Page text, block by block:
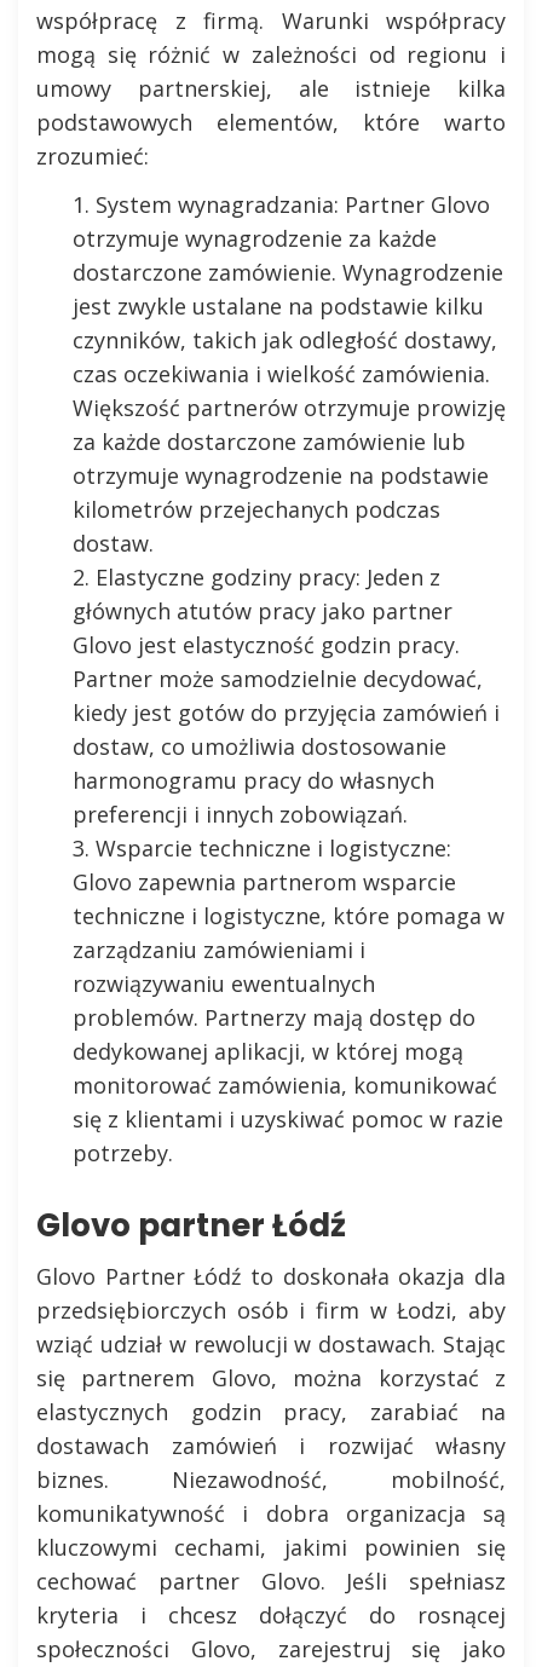
współpracę z firmą. Warunki współpracy
mogą się różnić w zależności od regionu i
umowy partnerskiej, ale istnieje kilka
podstawowych elementów, które warto
zrozumieć:
System wynagradzania: Partner Glovo
otrzymuje wynagrodzenie za każde
dostarczone zamówienie. Wynagrodzenie
jest zwykle ustalane na podstawie kilku
czynników, takich jak odległość dostawy,
czas oczekiwania i wielkość zamówienia.
Większość partnerów otrzymuje prowizję
za każde dostarczone zamówienie lub
otrzymuje wynagrodzenie na podstawie
kilometrów przejechanych podczas
dostaw.
Elastyczne godziny pracy: Jeden z
głównych atutów pracy jako partner
Glovo jest elastyczność godzin pracy.
Partner może samodzielnie decydować,
kiedy jest gotów do przyjęcia zamówień i
dostaw, co umożliwia dostosowanie
harmonogramu pracy do własnych
preferencji i innych zobowiązań.
Wsparcie techniczne i logistyczne:
Glovo zapewnia partnerom wsparcie
techniczne i logistyczne, które pomaga w
zarządzaniu zamówieniami i
rozwiązywaniu ewentualnych
problemów. Partnerzy mają dostęp do
dedykowanej aplikacji, w której mogą
monitorować zamówienia, komunikować
się z klientami i uzyskiwać pomoc w razie
potrzeby.
Glovo partner Łódź
Glovo Partner Łódź to doskonała okazja dla
przedsiębiorczych osób i firm w Łodzi, aby
wziąć udział w rewolucji w dostawach. Stając
się partnerem Glovo, można korzystać z
elastycznych godzin pracy, zarabiać na
dostawach zamówień i rozwijać własny
biznes. Niezawodność, mobilność,
komunikatywność i dobra organizacja są
kluczowymi cechami, jakimi powinien się
cechować partner Glovo. Jeśli spełniasz
kryteria i chcesz dołączyć do rosnącej
społeczności Glovo, zarejestruj się jako